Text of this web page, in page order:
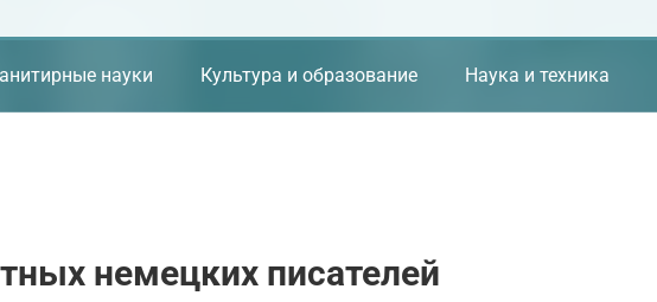
науки Культура и образование Наука и техника
немецких писателей